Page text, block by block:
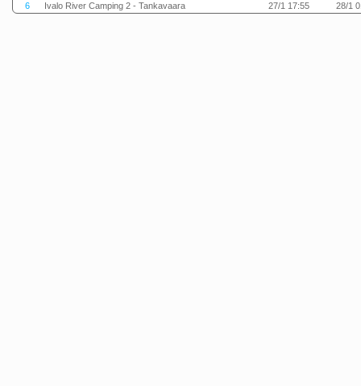
6
Ivalo River Camping 2 - Tankavaara 27/1 17:55 28/1